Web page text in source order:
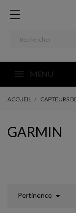
MENU
ACCUEIL CAPTEURS
GARMIN
Pertinence 